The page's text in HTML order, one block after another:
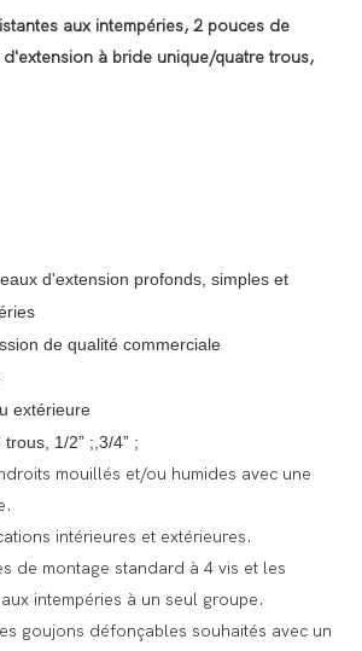
aux intempéries, 2 pouces de
à bride unique/quatre trous,
d'extension profonds, simples et
de qualité commerciale
extérieure
1/2” ;,3/4” ;
mouillés et/ou humides avec une
intérieures et extérieures.
de montage standard à 4 vis et les
intempéries à un seul groupe.
goujons défonçables souhaités avec un